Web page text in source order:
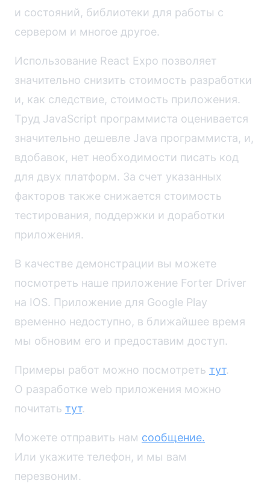
и состояний, библиотеки для работы с
сервером и многое другое.
Использование Reaсt Expo позволяет
значительно снизить стоимость разработки
и, как следствие, стоимость приложения.
Труд JavaScript программиста оценивается
значительно дешевле Java программиста, и,
вдобавок, нет необходимости писать код
для двух платформ. За счет указанных
факторов также снижается стоимость
тестирования, поддержки и доработки
приложения.
В качестве демонстрации вы можете
посмотреть наше приложение Forter Driver
на IOS. Приложение для Google Play
временно недоступно, в ближайшее время
мы обновим его и предоставим доступ.
Примеры работ можно посмотреть тут.
О разработке web приложения можно
почитать тут.
Можете отправить нам сообщение.
Или укажите телефон, и мы вам
перезвоним.